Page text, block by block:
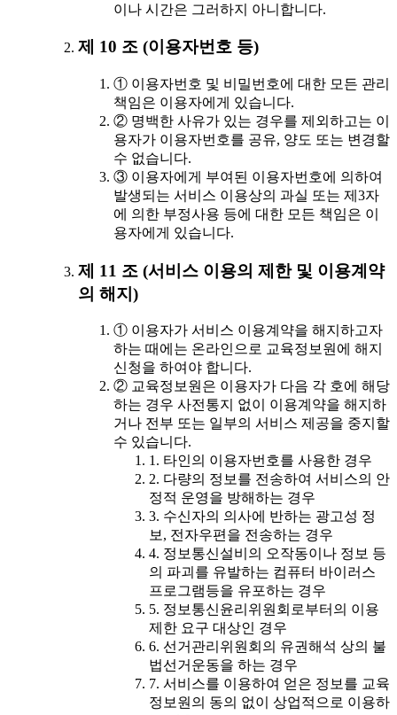
이나 시간은 그러하지 아니합니다.
제 10 조 (이용자번호 등)
① 이용자번호 및 비밀번호에 대한 모든 관리
책임은 이용자에게 있습니다.
② 명백한 사유가 있는 경우를 제외하고는 이
용자가 이용자번호를 공유, 양도 또는 변경할
수 없습니다.
③ 이용자에게 부여된 이용자번호에 의하여
발생되는 서비스 이용상의 과실 또는 제3자
에 의한 부정사용 등에 대한 모든 책임은 이
용자에게 있습니다.
제 11 조 (서비스 이용의 제한 및 이용계약
의 해지)
① 이용자가 서비스 이용계약을 해지하고자
하는 때에는 온라인으로 교육정보원에 해지
신청을 하여야 합니다.
② 교육정보원은 이용자가 다음 각 호에 해당
하는 경우 사전통지 없이 이용계약을 해지하
거나 전부 또는 일부의 서비스 제공을 중지할
수 있습니다.
1. 타인의 이용자번호를 사용한 경우
2. 다량의 정보를 전송하여 서비스의 안
정적 운영을 방해하는 경우
3. 수신자의 의사에 반하는 광고성 정
보, 전자우편을 전송하는 경우
4. 정보통신설비의 오작동이나 정보 등
의 파괴를 유발하는 컴퓨터 바이러스
프로그램등을 유포하는 경우
5. 정보통신윤리위원회로부터의 이용
제한 요구 대상인 경우
6. 선거관리위원회의 유권해석 상의 불
법선거운동을 하는 경우
7. 서비스를 이용하여 얻은 정보를 교육
정보원의 동의 없이 상업적으로 이용하